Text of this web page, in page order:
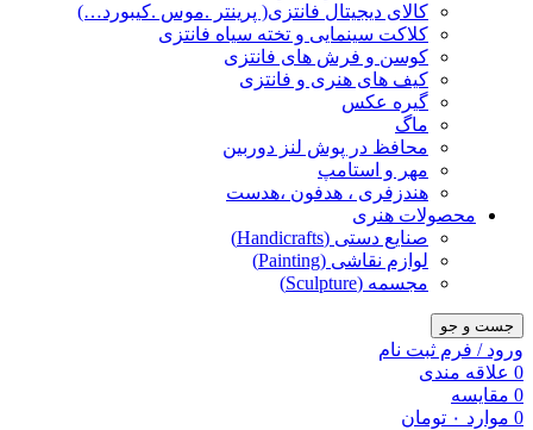
کالای دیجیتال فانتزی( پرینتر .موس .کیبورد…)
کلاکت سینمایی و تخته سیاه فانتزی
کوسن و فرش های فانتزی
کیف های هنری و فانتزی
گیره عکس
ماگ
محافظ در پوش لنز دوربین
مهر و استامپ
هندزفری ، هدفون ،هدست
محصولات هنری
صنایع دستی (Handicrafts)
لوازم نقاشی (Painting)
مجسمه (Sculpture)
جست و جو
ورود / فرم ثبت نام
0 علاقه مندی
0 مقایسه
0 موارد ۰ تومان